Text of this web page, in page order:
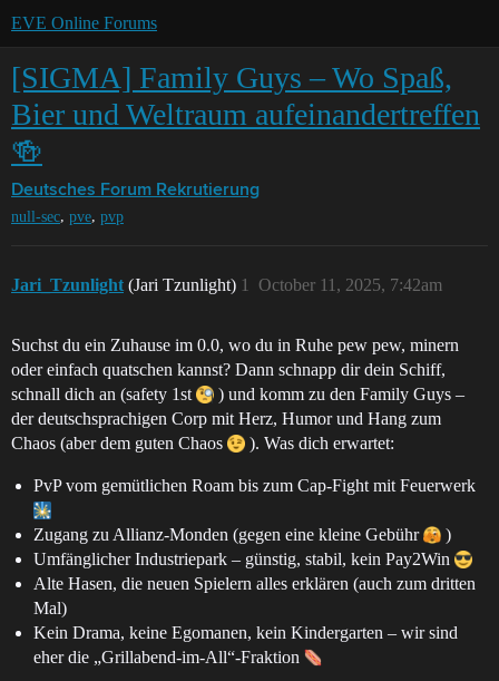
EVE Online Forums
[SIGMA] Family Guys – Wo Spaß,
Bier und Weltraum aufeinandertreffen
🍻
Deutsches Forum Rekrutierung
null-sec, pve, pvp
Jari_Tzunlight (Jari Tzunlight) October 11, 2025, 7:42am
1
Suchst du ein Zuhause im 0.0, wo du in Ruhe pew pew, minern
oder einfach quatschen kannst? Dann schnapp dir dein Schiff,
schnall dich an (safety 1st
) und komm zu den Family Guys –
der deutschsprachigen Corp mit Herz, Humor und Hang zum
Chaos (aber dem guten Chaos
). Was dich erwartet:
PvP vom gemütlichen Roam bis zum Cap-Fight mit Feuerwerk
Zugang zu Allianz-Monden (gegen eine kleine Gebühr
)
Umfänglicher Industriepark – günstig, stabil, kein Pay2Win
Alte Hasen, die neuen Spielern alles erklären (auch zum dritten
Mal)
Kein Drama, keine Egomanen, kein Kindergarten – wir sind
eher die „Grillabend-im-All“-Fraktion